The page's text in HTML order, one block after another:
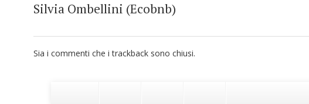
Silvia Ombellini (Ecobnb)
Sia i commenti che i trackback sono chiusi.